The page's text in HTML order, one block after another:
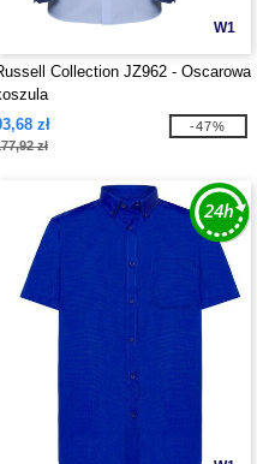
W1
Collection JZ962 - Oscarowa
zł
zł
-47%